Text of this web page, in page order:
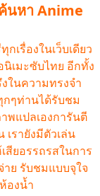
นหา Anime
เรื่องในเว็บเดียว
นิเมะซับไทย อีกทั้ง
ในความทรงจำ
กๆท่านได้รับชม
พแปลเองการันตี
เรายังมีตัวเล่น
สียอรรถรสในการ
ย รับชมแบบจุใจ
องน้ำ